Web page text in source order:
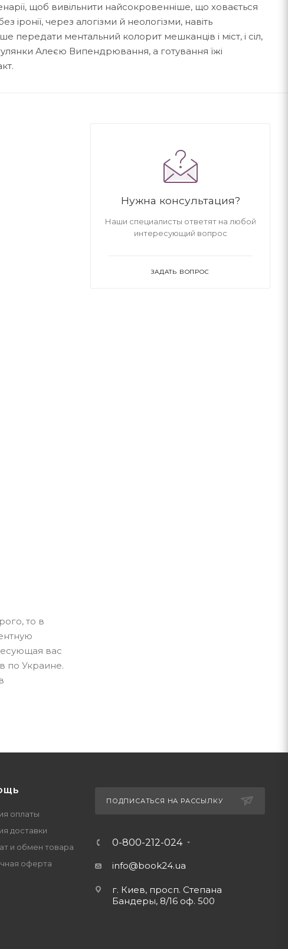
щоб вивільнити найсокровенніше, що ховається
через алогізми й неологізми, навіть
передати ментальний колорит мешканців і міст, і сіл,
Алеєю Випендрювання, а готування їжі
то в
вас
по Украине.
Нужна консультация?
Наши специалисты ответят на любой
интересующий вопрос
ЗАДАТЬ ВОПРОС
оплаты
доставки
и обмен товара
оферта
ПОДПИСАТЬСЯ НА РАССЫЛКУ
0-800-212-024
info@book24.ua
г. Киев, просп. Степана
Бандеры, 8/16 оф. 500